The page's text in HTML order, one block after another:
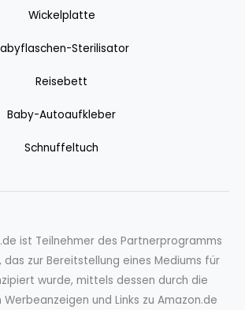
Wickelplatte
Sterilisator
Reisebett
Baby-Autoaufkleber
Schnuffeltuch
ist Teilnehmer des Partnerprogramms
das zur Bereitstellung eines Mediums für
wurde, mittels dessen durch die
und Links zu Amazon.de